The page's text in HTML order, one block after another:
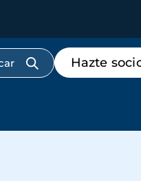
Menú
de
destacados
Hazte